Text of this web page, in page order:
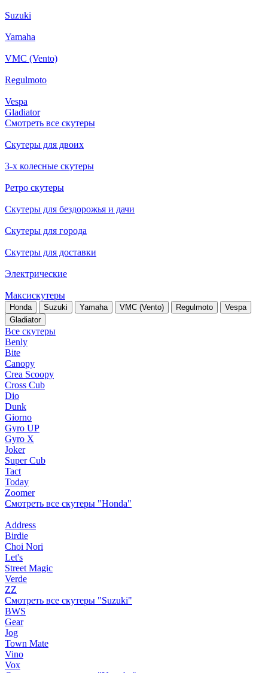
Suzuki
Yamaha
VMC (Vento)
Regulmoto
Vespa
Gladiator
Смотреть все скутеры
Скутеры для двоих
3-х колесные скутеры
Ретро скутеры
Скутеры для бездорожья и дачи
Скутеры для города
Скутеры для доставки
Электрические
Максискутеры
Honda Suzuki Yamaha VMC (Vento) Regulmoto
Vespa
Gladiator
Все скутеры
Benly
Bite
Canopy
Crea Scoopy
Cross Cub
Dio
Dunk
Giorno
Gyro UP
Gyro X
Joker
Super Cub
Tact
Today
Zoomer
Смотреть все скутеры "Honda"
Address
Birdie
Choi Nori
Let's
Street Magic
Verde
ZZ
Смотреть все скутеры "Suzuki"
BWS
Gear
Jog
Town Mate
Vino
Vox